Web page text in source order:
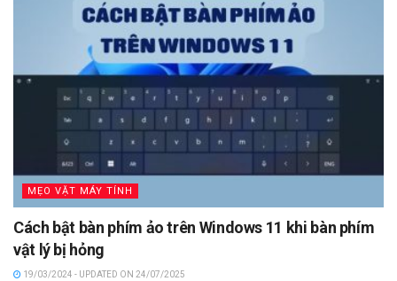
MẸO VẶT MÁY TÍNH
Cách bật bàn phím ảo trên Windows 11 khi bàn phím
vật lý bị hỏng
19/03/2024 - UPDATED ON 24/07/2025